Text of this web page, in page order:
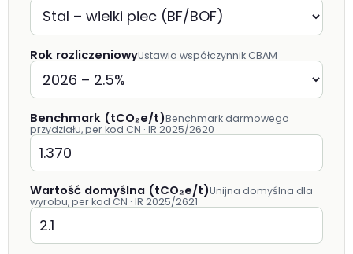
Rok rozliczeniowyUstawia współczynnik CBAM
Benchmark (tCO₂e/t)Benchmark darmowego
przydziału, per kod CN · IR 2025/2620
Wartość domyślna (tCO₂e/t)Unijna domyślna dla
wyrobu, per kod CN · IR 2025/2621